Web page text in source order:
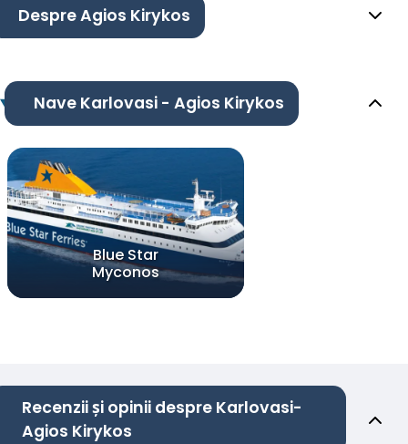
Despre Agios Kirykos
Nave Karlovasi - Agios Kirykos
Blue Star
Myconos
Recenzii și opinii despre Karlovasi-
Agios Kirykos